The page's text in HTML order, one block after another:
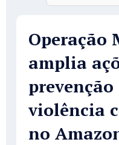
Operação
amplia
prevenção
violência
no